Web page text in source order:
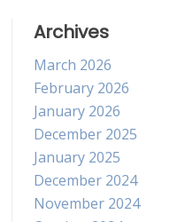
Archives
March 2026
February 2026
January 2026
December 2025
January 2025
December 2024
November 2024